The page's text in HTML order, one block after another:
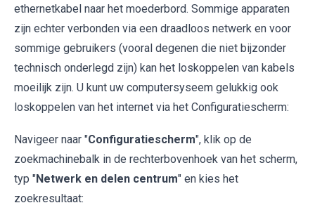
ethernetkabel naar het moederbord. Sommige apparaten
zijn echter verbonden via een draadloos netwerk en voor
sommige gebruikers (vooral degenen die niet bijzonder
technisch onderlegd zijn) kan het loskoppelen van kabels
moeilijk zijn. U kunt uw computersyseem gelukkig ook
loskoppelen van het internet via het Configuratiescherm:
Navigeer naar "Configuratiescherm", klik op de
zoekmachinebalk in de rechterbovenhoek van het scherm,
typ "Netwerk en delen centrum" en kies het
zoekresultaat: